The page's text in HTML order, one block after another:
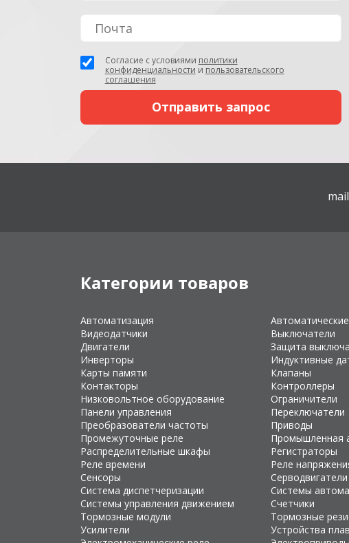
Согласие с условиями политики
конфиденциальности и пользовательского
соглашения
Категории товаров
Автоматизация
Видеодатчики
Выключатели
Двигатели
Защита
Инверторы
Индуктивные
Карты памяти
Клапаны
Контакторы
Контроллеры
Низковольтное оборудование
Ограничители
Панели управления
Переключатели
Преобразователи частоты
Приводы
Промежуточные реле
Промышленная
Распределительные шкафы
Регистраторы
Реле времени
Реле
Сенсоры
Серводвигатели
Система диспетчеризации
Системы
Системы управления движением
Счетчики
Тормозные модули
Тормозные
Усилители
Устройства